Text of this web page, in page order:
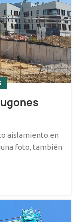
aislamiento en
foto, también